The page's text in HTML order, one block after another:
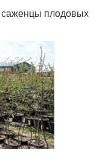
плодовых